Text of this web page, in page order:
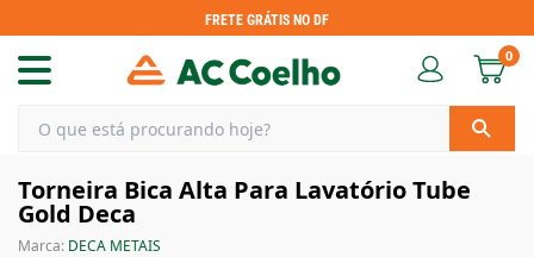
FRETE GRÁTIS NO DF
0
Torneira Bica Alta Para Lavatório Tube
Gold Deca
Marca: DECA METAIS